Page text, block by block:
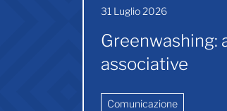
31 Luglio 2026
Greenwashing:
associative
Comunicazione